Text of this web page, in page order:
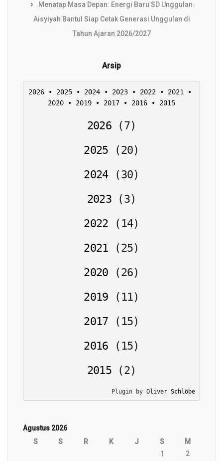
Menatap Masa Depan: Energi Baru SD Unggulan
Aisyiyah Bantul Siap Cetak Generasi Unggulan di
Tahun Ajaran 2026/2027
Arsip
2026 • 2025 • 2024 • 2023 • 2022 • 2021
2020 • 2019 • 2017 • 2016 • 2015
2026 (7)
2025
(20)
2024
(30)
2023
(3)
2022
( 14)
2021
(25)
2020
(26)
2019
( 11)
2017
( 15)
2016
( 15)
2015
(2)
Plugin by Oliver Schlöbe
Agustus 2026
S
S R K J S
M
1
2